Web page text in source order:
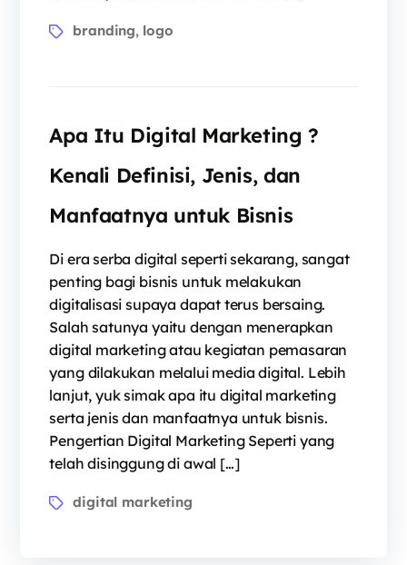
branding, logo
Apa Itu Digital Marketing ?
Kenali Definisi, Jenis, dan
Manfaatnya untuk Bisnis
Di era serba digital seperti sekarang, sangat
penting bagi bisnis untuk melakukan
digitalisasi supaya dapat terus bersaing.
Salah satunya yaitu dengan menerapkan
digital marketing atau kegiatan pemasaran
yang dilakukan melalui media digital. Lebih
lanjut, yuk simak apa itu digital marketing
serta jenis dan manfaatnya untuk bisnis.
Pengertian Digital Marketing Seperti yang
telah disinggung di awal […]
digital marketing